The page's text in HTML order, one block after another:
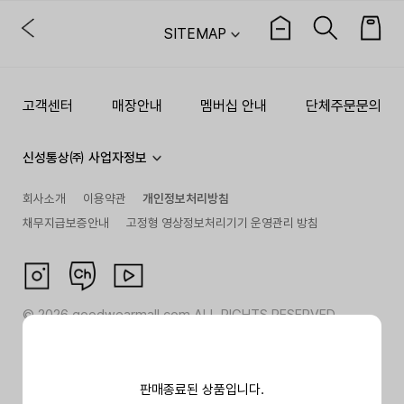
판매종료된 상품입니다.
SITEMAP
고객센터 매장안내 멤버십 안내 단체주문문의
신성통상㈜ 사업자정보
회사소개 이용약관
개인정보처리방침
채무지급보증안내
고정형 영상정보처리기기 운영관리 방침
©2026goodwearmall.com ALL RIGHTS RESERVED